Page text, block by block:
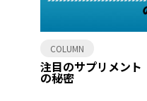
COLUMN
注目のサプリメント
の秘密